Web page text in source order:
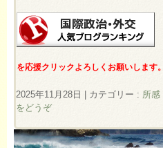
を応援クリックよろしくお願いします。
2025年11月28日 カテゴリー : 所感
をどうぞ